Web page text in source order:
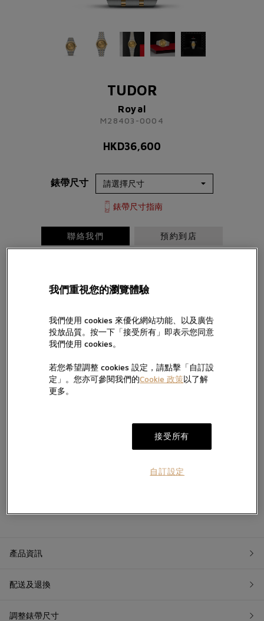
TUDOR
Royal
M28403-0004
HKD36,600
錶帶尺寸
錶帶尺寸指南
聯絡我們 預約到店
移除保護膜)
帝舵表最初於1950年代使用「Royal」這名稱，以突顯其腕錶的出眾
品質。而TUDOR Royal系列即此歷史傳承的延續。此系列腕錶兼具
運動氣息與時尚風範，配備與錶殼連成一體的錶帶及坑紋外圈，自
合，汲取了經典腕錶與運動腕錶的雙重特色。此系列將推出精鋼款
及金鋼款，共有四種尺寸、多款錶面可選。
加入願望清單
TUDOR
Royal
HKD36,600
+852 2192 3123
請完成以下表格
小姐 女士 太太
留言
按“提交”，即表示您已閱讀並同意我們的私隱政策及Cookie政策，亦
同意我們經電話、手機訊息及電郵向您提供產品及服務信息。
我們將按私隱政策使用您提供的個人信息向您發送產品、服務及活動
如果您希望退換貨，請在收到貨品日起計7天內提交退換貨申請
產品資訊
配送及退換
調整錶帶尺寸
我們重視您的瀏覽體驗
我們使用 cookies 來優化網站功能、以及廣告
投放品質。按一下「接受所有」即表示您同意
我們使用 cookies。
若您希望調整 cookies 設定，請點擊「自訂設
定」。您亦可參閱我們的Cookie 政策以了解
更多。
接受所有
自訂設定